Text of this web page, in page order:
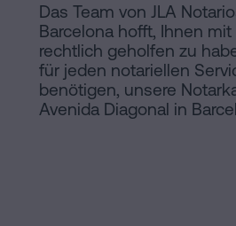
Das Team von JLA
Barcelona hofft, Ihnen
rechtlich geholfen zu
für jeden notariellen
benötigen, unsere
Avenida Diagonal in